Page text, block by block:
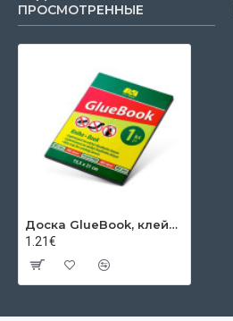
ПРОСМОТРЕННЫЕ
Доска GlueBook, клейкая, от насекомых
1.21€